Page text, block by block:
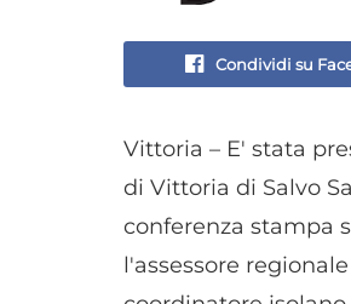
Condividi su
Vittoria – E' stata
di Vittoria di Salvo
conferenza stampa
l'assessore